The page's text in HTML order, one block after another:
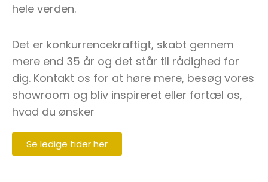
hele verden.
Det er konkurrencekraftigt, skabt gennem
mere end 35 år og det står til rådighed for
dig. Kontakt os for at høre mere, besøg vores
showroom og bliv inspireret eller fortæl os,
hvad du ønsker
Se ledige tider her